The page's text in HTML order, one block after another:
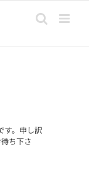
す。申し訳
ち下さ